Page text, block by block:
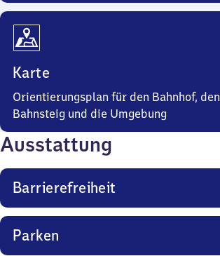
Karte
Orientierungsplan für den Bahnhof, den
Bahnsteig und die Umgebung
Ausstattung
Barrierefreiheit
Parken